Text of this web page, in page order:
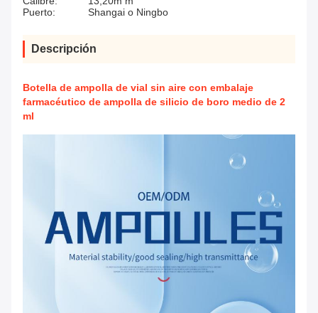
Puerto:
Shangai o Ningbo
Descripción
Botella de ampolla de vial sin aire con embalaje
farmacéutico de ampolla de silicio de boro medio de 2
ml